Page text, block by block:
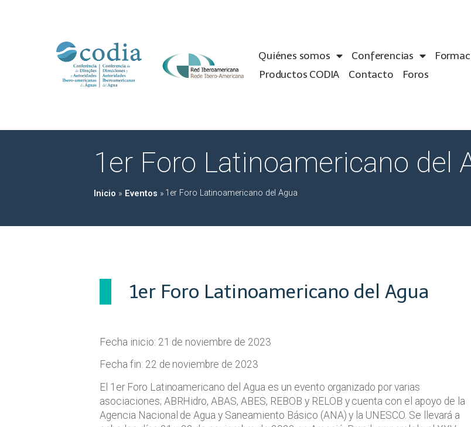
Quiénes somos Conferencias
Productos CODIA
Contacto Foros
1er Foro Latinoamericano del
Inicio » Eventos » 1er Foro Latinoamericano del Agua
1er Foro Latinoamericano del Agua
Fecha inicio: 21 de noviembre de 2023
Fecha fin: 22 de noviembre de 2023
El 1er Foro Latinoamericano del Agua es un evento organizado por varias
asociaciones; ABRHidro, ABAS, ABES, REBOB y RELOB y cuenta con el apoyo de la
Agencia Nacional de Agua y Saneamiento Básico (ANA) y la UNESCO. Se llevará a